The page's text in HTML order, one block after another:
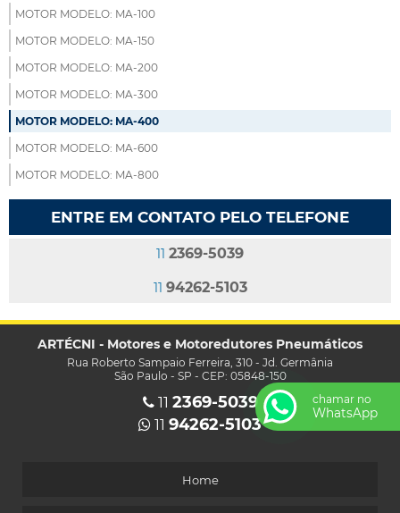
MOTOR MODELO: MA-100
MOTOR MODELO: MA-150
MOTOR MODELO: MA-200
MOTOR MODELO: MA-300
MOTOR MODELO: MA-400
MOTOR MODELO: MA-600
MOTOR MODELO: MA-800
ENTRE EM CONTATO PELO TELEFONE
11 2369-5039
11 94262-5103
ARTÉCNI - Motores e Motoredutores Pneumáticos
Rua Roberto Sampaio Ferreira, 310 - Jd. Germânia
São Paulo - SP - CEP: 05848-150
11 2369-5039
11 94262-5103
Home
chamar no
WhatsApp